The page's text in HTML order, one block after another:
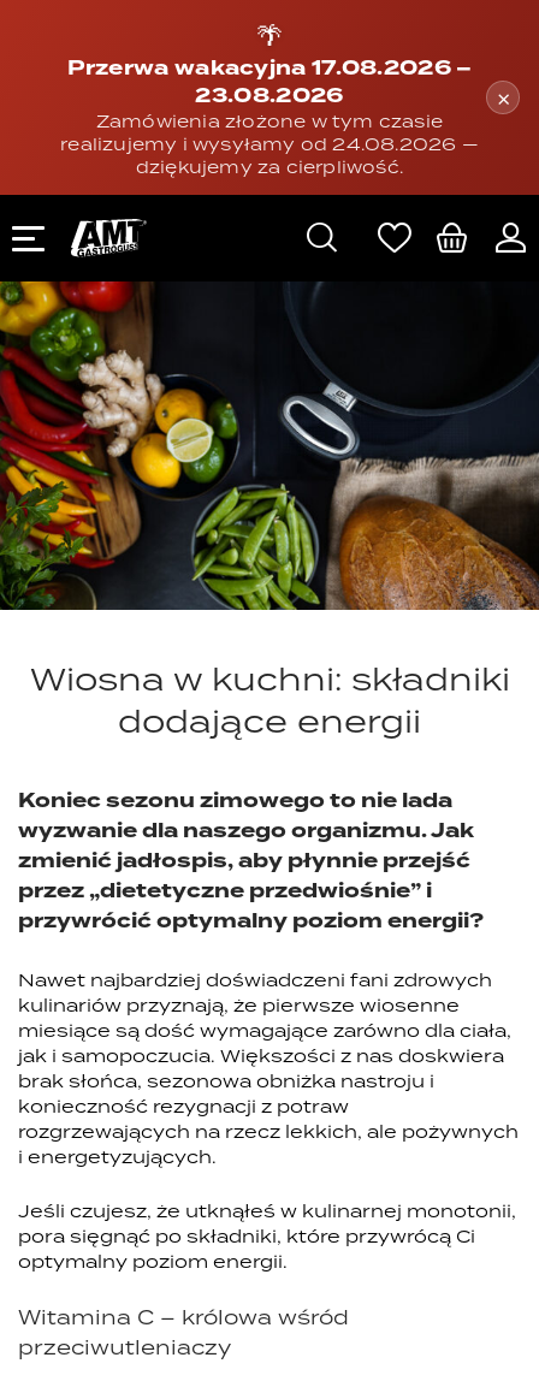
🌴
Przerwa wakacyjna 17.08.2026 –
23.08.2026
Zamówienia złożone w tym czasie
realizujemy i wysyłamy od 24.08.2026 —
dziękujemy za cierpliwość.
×
Wiosna w kuchni: składniki
dodające energii
Koniec sezonu zimowego to nie lada
wyzwanie dla naszego organizmu. Jak
zmienić jadłospis, aby płynnie przejść
przez „dietetyczne przedwiośnie” i
przywrócić optymalny poziom energii?
Nawet najbardziej doświadczeni fani zdrowych
kulinariów przyznają, że pierwsze wiosenne
miesiące są dość wymagające zarówno dla ciała,
jak i samopoczucia. Większości z nas doskwiera
brak słońca, sezonowa obniżka nastroju i
konieczność rezygnacji z potraw
rozgrzewających na rzecz lekkich, ale pożywnych
i energetyzujących.
Jeśli czujesz, że utknąłeś w kulinarnej monotonii,
pora sięgnąć po składniki, które przywrócą Ci
optymalny poziom energii.
Witamina C – królowa wśród
przeciwutleniaczy